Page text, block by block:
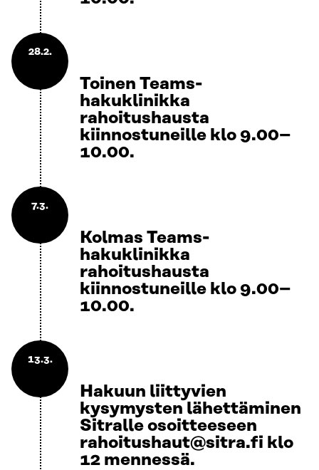
28.2.
Toinen Teams-
hakuklinikka
rahoitushausta
kiinnostuneille klo 9.00–
10.00.
7.3.
Kolmas Teams-
hakuklinikka
rahoitushausta
kiinnostuneille klo 9.00–
10.00.
13.3.
Hakuun liittyvien
kysymysten lähettäminen
Sitralle osoitteeseen
rahoitushaut@sitra.fi klo
12 mennessä.